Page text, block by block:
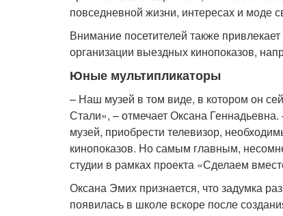
повседневной жизни, интересах и моде
Внимание посетителей также
организации выездных кинопоказов,
Юные мультипликаторы
– Наш музей в том виде, в котором он
Стали», – отмечает Оксана
музей, приобрести телевизор,
кинопоказов. Но самым главным,
студии в рамках проекта «Сделаем
Оксана Эмих признается, что задумка
появилась в школе вскоре после